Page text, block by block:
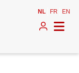
NL FR EN